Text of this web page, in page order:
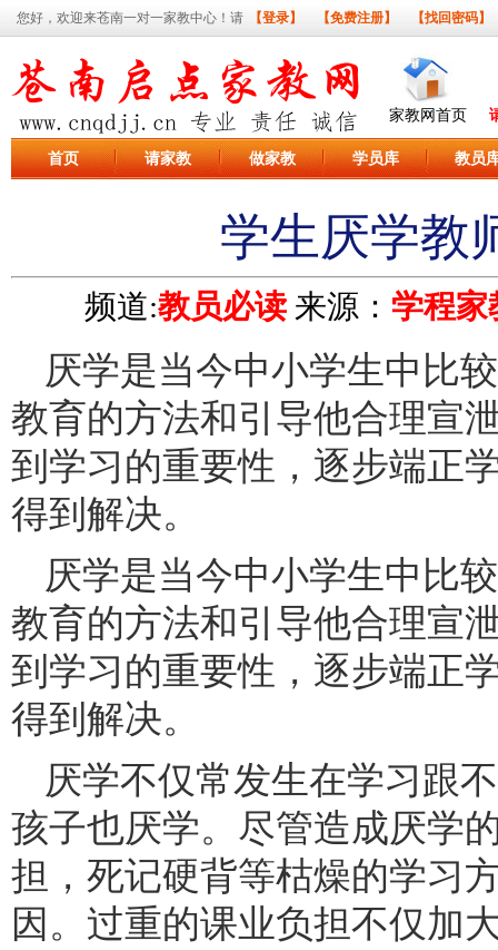
您好，欢迎来苍南一对一家教中心！请 【登录】 【免费注册】 【找回密码】
家教网首页
首页 请家教 做家教 学员库 教员
学生厌学教
频道:教员必读来源： 学程家
厌学是当今中小学生中比
教育的方法和引导他合理宣
到学习的重要性，逐步端正
得到解决。
厌学是当今中小学生中比
教育的方法和引导他合理宣
到学习的重要性，逐步端正
得到解决。
厌学不仅常发生在学习跟
孩子也厌学。尽管造成厌学
担，死记硬背等枯燥的学习
因。过重的课业负担不仅加